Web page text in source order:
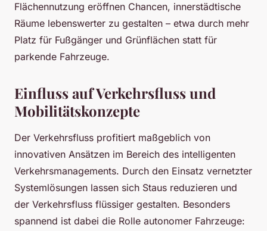
Flächennutzung eröffnen Chancen, innerstädtische
Räume lebenswerter zu gestalten – etwa durch mehr
Platz für Fußgänger und Grünflächen statt für
parkende Fahrzeuge.
Einfluss auf Verkehrsfluss und
Mobilitätskonzepte
Der Verkehrsfluss profitiert maßgeblich von
innovativen Ansätzen im Bereich des intelligenten
Verkehrsmanagements. Durch den Einsatz vernetzter
Systemlösungen lassen sich Staus reduzieren und
der Verkehrsfluss flüssiger gestalten. Besonders
spannend ist dabei die Rolle autonomer Fahrzeuge: